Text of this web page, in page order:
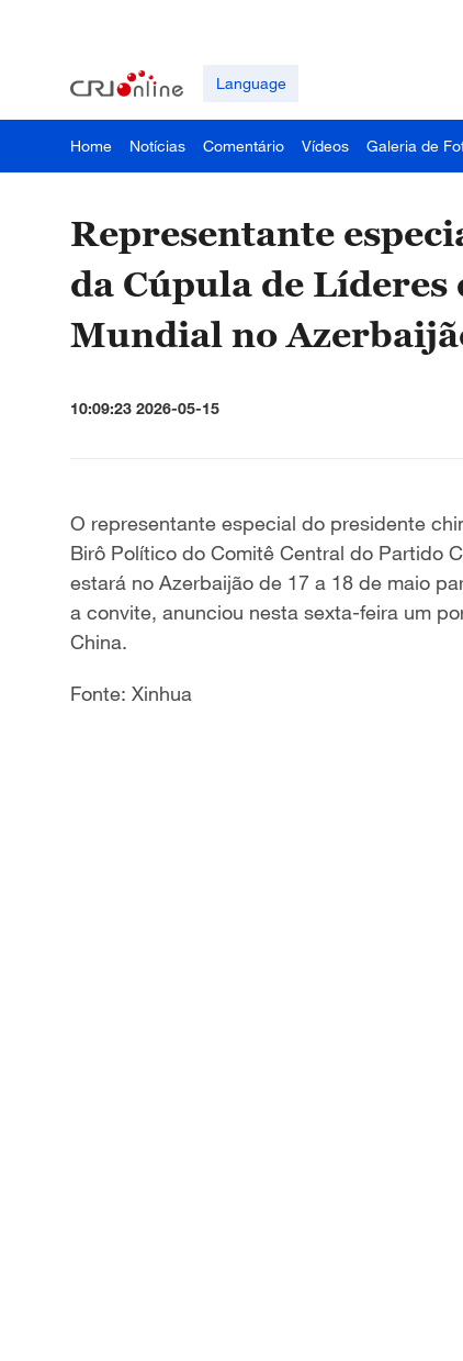
Language
Home Notícias Comentário Vídeos Galeria de
Representante
da Cúpula de
Mundial no
10:09:23 2026-05-15
O representante especial do presidente
Birô Político do Comitê Central do Partido
estará no Azerbaijão de 17 a 18 de maio
a convite, anunciou nesta sexta-feira um
China.
Fonte: Xinhua